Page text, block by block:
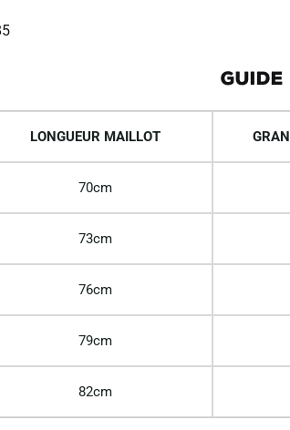
LONGUEUR MAILLOT
70cm
73cm
76cm
79cm
82cm